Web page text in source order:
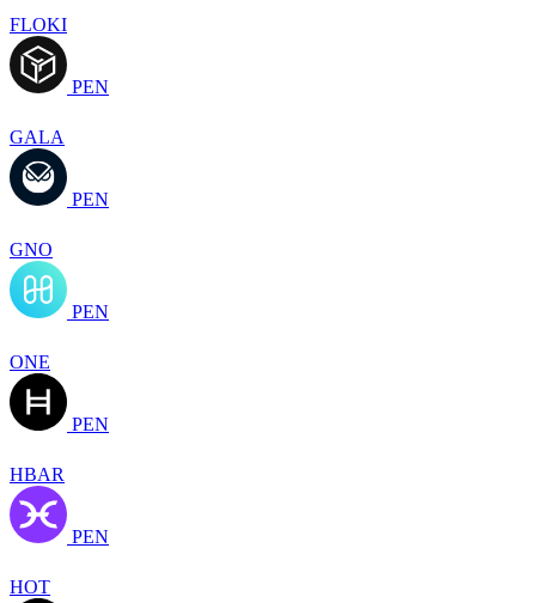
FLOKI
PEN
GALA
PEN
GNO
PEN
ONE
PEN
HBAR
PEN
HOT